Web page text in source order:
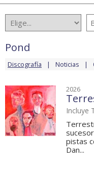
Pond
Discografía Noticias
2026
Incluye
pistas
Dan...